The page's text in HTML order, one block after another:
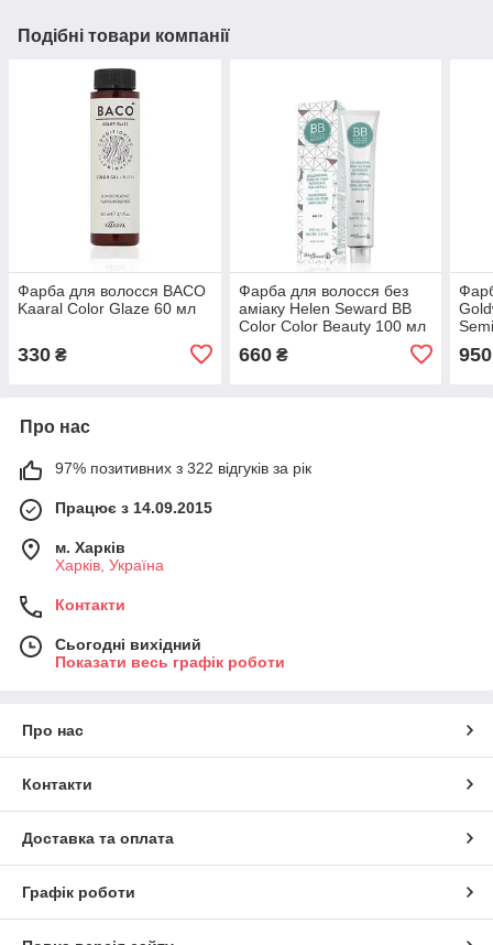
Подібні товари компанії
Фарба для волосся BACO
Kaaral Color Glaze 60 мл
330 ₴
Фарба для волосся без
аміаку Helen Seward BB
Color Color Beauty 100 мл
660₴ 950
Про нас
97% позитивних з 322 відгуків за рік
Працює з 14.09.2015
м. Харків
Харків, Україна
Контакти
Сьогодні вихідний
Показати весь графік роботи
Про нас
Контакти
Доставка та оплата
Графік роботи